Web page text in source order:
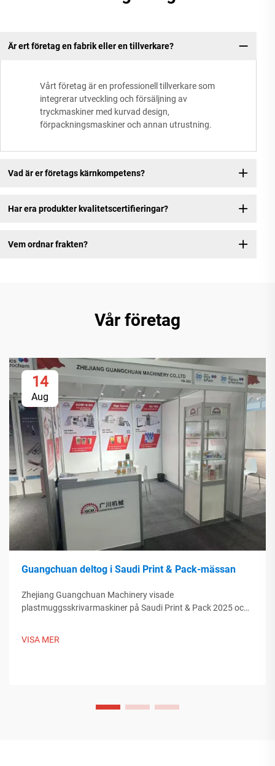
Är ert företag en fabrik eller en tillverkare?
Vårt företag är en professionell tillverkare som
integrerar utveckling och försäljning av
tryckmaskiner med kurvad design,
förpackningsmaskiner och annan utrustning.
Vad är er företags kärnkompetens?
Har era produkter kvalitetscertifieringar?
Vem ordnar frakten?
Vår företag
14
Aug
Guangchuan deltog i Saudi Print & Pack-mässan
Zhejiang Guangchuan Machinery visade
plastmuggsskrivarmaskiner på Saudi Print & Pack 2025 och
VISA MER